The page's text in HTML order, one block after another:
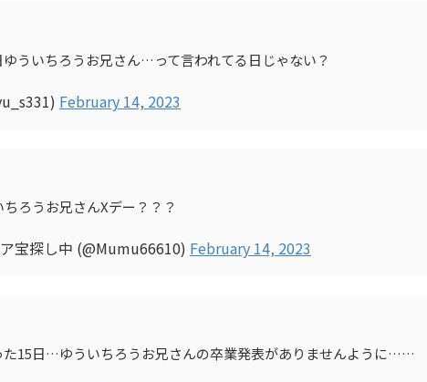
ういちろうお兄さん…って言われてる日じゃない？
February 14, 2023
ろうお兄さんXデー？？？
宝探し中 (@Mumu66610) February 14, 2023
た15日…ゆういちろうお兄さんの卒業発表がありませんように……